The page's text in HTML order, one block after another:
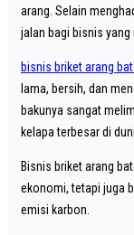
arang. Selain
jalan bagi bisnis yang
bisnis briket arang
lama, bersih, dan
bakunya sangat
kelapa terbesar di
Bisnis briket arang
ekonomi, tetapi juga
emisi karbon.